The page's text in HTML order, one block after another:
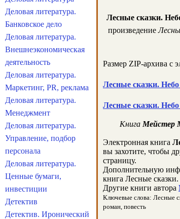
Лесные сказки.
произведение
Размер ZIP-архива c
Лесные сказки.
Лесные сказки.
Книга Мейстер
Электронная книга
вы захотите, чтобы
страницу.
Дополнительную
книга Лесные
Другие книги автора
Ключевые слова: Лесные
роман, повесть
Деловая литература.
Банковское дело
Деловая литература.
Внешнеэкономическая
деятельность
Деловая литература.
Маркетинг, PR, реклама
Деловая литература.
Менеджмент
Деловая литература.
Управление, подбор
персонала
Деловая литература.
Ценные бумаги,
инвестиции
Детектив
Детектив. Иронический